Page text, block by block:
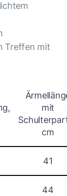
Treffen mit
mit
cm
41
44